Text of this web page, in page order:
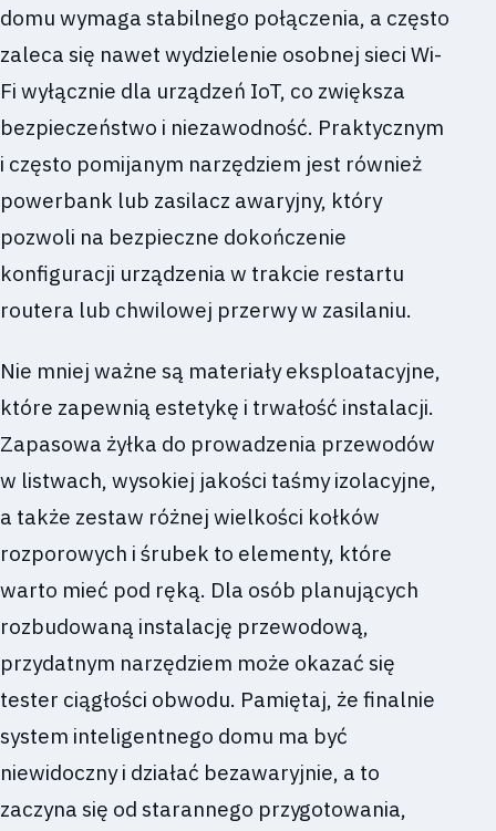
domu wymaga stabilnego połączenia, a często
zaleca się nawet wydzielenie osobnej sieci Wi-
Fi wyłącznie dla urządzeń IoT, co zwiększa
bezpieczeństwo i niezawodność. Praktycznym
i często pomijanym narzędziem jest również
powerbank lub zasilacz awaryjny, który
pozwoli na bezpieczne dokończenie
konfiguracji urządzenia w trakcie restartu
routera lub chwilowej przerwy w zasilaniu.
Nie mniej ważne są materiały eksploatacyjne,
które zapewnią estetykę i trwałość instalacji.
Zapasowa żyłka do prowadzenia przewodów
w listwach, wysokiej jakości taśmy izolacyjne,
a także zestaw różnej wielkości kołków
rozporowych i śrubek to elementy, które
warto mieć pod ręką. Dla osób planujących
rozbudowaną instalację przewodową,
przydatnym narzędziem może okazać się
tester ciągłości obwodu. Pamiętaj, że finalnie
system inteligentnego domu ma być
niewidoczny i działać bezawaryjnie, a to
zaczyna się od starannego przygotowania,